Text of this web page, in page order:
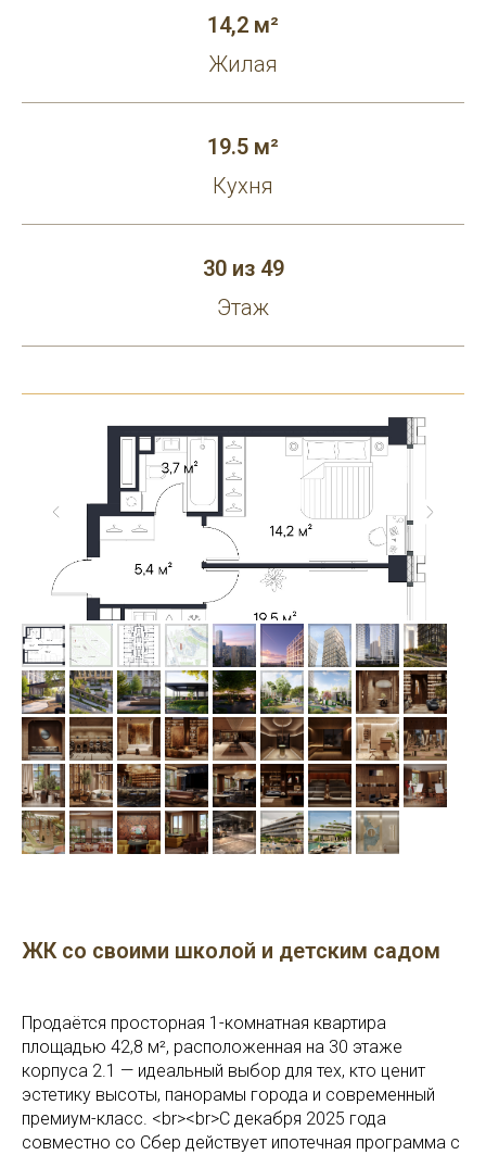
14,2 м²
Жилая
19.5 м²
Кухня
30 из 49
Этаж
ЖК со своими школой и детским садом
Продаётся просторная 1-комнатная квартира
площадью 42,8 м², расположенная на 30 этаже
корпуса 2.1 — идеальный выбор для тех, кто ценит
эстетику высоты, панорамы города и современный
премиум-класс. <br><br>С декабря 2025 года
совместно со Сбер действует ипотечная программа с